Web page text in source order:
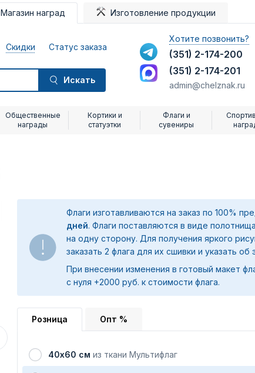
Магазин наград Изготовление продукции
Скидки Статус заказа
Искать
Хотите позвонить?
(351) 2-174-200
(351) 2-174-201
admin@chelznak.ru
Общественные
награды
Кортики и
статуэтки
Флаги и
сувениры
Флаги изготавливаются на заказ по 100%
дней. Флаги поставляются в виде
на одну сторону. Для получения яркого
заказать 2 флага для их сшивки и указать
При внесении изменения в готовый макет
с нуля +2000 руб. к стоимости флага.
Розница Опт %
40х60 см из ткани Мультифлаг